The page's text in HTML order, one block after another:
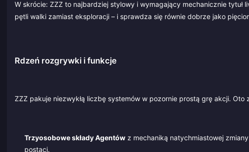
W skrócie: ZZZ to najbardziej stylowy i wymagający mechanicznie tytuł
pętli walki zamiast eksploracji – i sprawdza się równie dobrze jako
Rdzeń rozgrywki i funkcje
ZZZ pakuje niezwykłą liczbę systemów w pozornie prostą grę akcji. Oto
Trzyosobowe składy Agentówz mechaniką natychmiastowej
postaci.